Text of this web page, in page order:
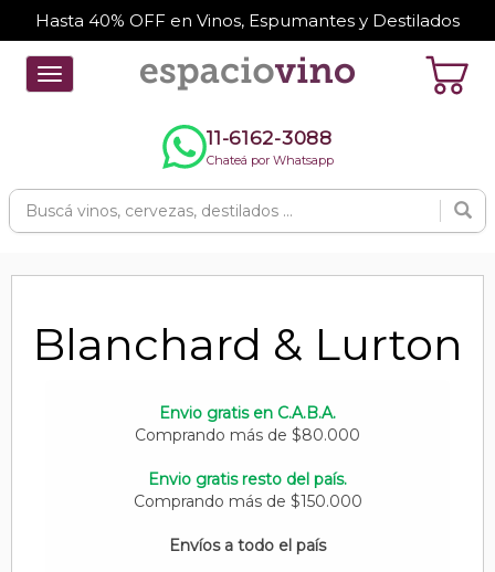
Hasta 40% OFF en Vinos, Espumantes y Destilados
Toggle
navigation
11-6162-3088
Chateá por Whatsapp
Blanchard & Lurton
Envio gratis en C.A.B.A.
Comprando más de $80.000
Envio gratis resto del país.
Comprando más de $150.000
Envíos a todo el país